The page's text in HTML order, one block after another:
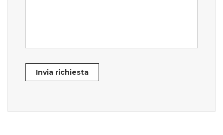
Invia richiesta